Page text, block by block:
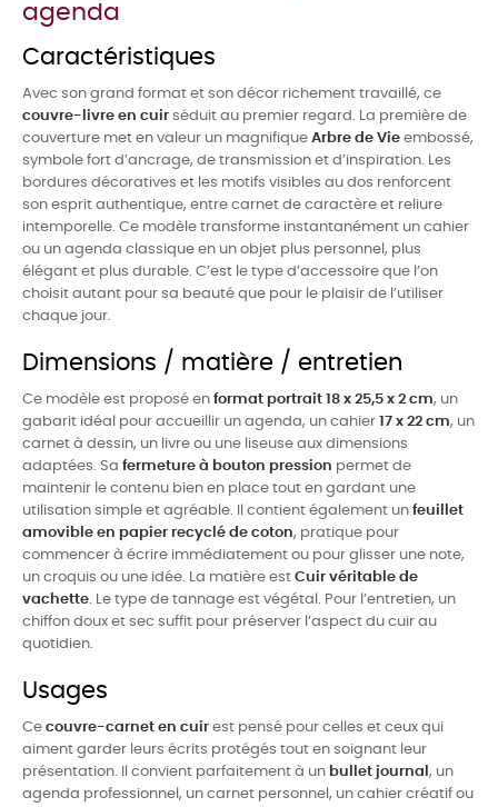
agenda
Caractéristiques
Avec son grand format et son décor richement travaillé, ce
couvre-livre en cuir séduit au premier regard. La première de
couverture met en valeur un magnifique Arbre de Vie embossé,
symbole fort d’ancrage, de transmission et d’inspiration. Les
bordures décoratives et les motifs visibles au dos renforcent
son esprit authentique, entre carnet de caractère et reliure
intemporelle. Ce modèle transforme instantanément un cahier
ou un agenda classique en un objet plus personnel, plus
élégant et plus durable. C’est le type d’accessoire que l’on
choisit autant pour sa beauté que pour le plaisir de l’utiliser
chaque jour.
Dimensions / matière / entretien
Ce modèle est proposé en format portrait 18 x 25,5 x 2 cm, un
gabarit idéal pour accueillir un agenda, un cahier 17 x 22 cm, un
carnet à dessin, un livre ou une liseuse aux dimensions
adaptées. Sa fermeture à bouton pression permet de
maintenir le contenu bien en place tout en gardant une
utilisation simple et agréable. Il contient également un feuillet
amovible en papier recyclé de coton, pratique pour
commencer à écrire immédiatement ou pour glisser une note,
un croquis ou une idée. La matière est Cuir véritable de
vachette. Le type de tannage est végétal. Pour l’entretien, un
chiffon doux et sec suffit pour préserver l’aspect du cuir au
quotidien.
Usages
Ce couvre-carnet en cuir est pensé pour celles et ceux qui
aiment garder leurs écrits protégés tout en soignant leur
présentation. Il convient parfaitement à un bullet journal , un
agenda professionnel, un carnet personnel, un cahier créatif ou